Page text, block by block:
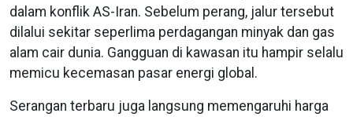
dalam konflik AS-Iran. Sebelum perang, jalur tersebut
dilalui sekitar seperlima perdagangan minyak dan gas
alam cair dunia. Gangguan di kawasan itu hampir selalu
memicu kecemasan pasar energi global.
Serangan terbaru juga langsung memengaruhi harga